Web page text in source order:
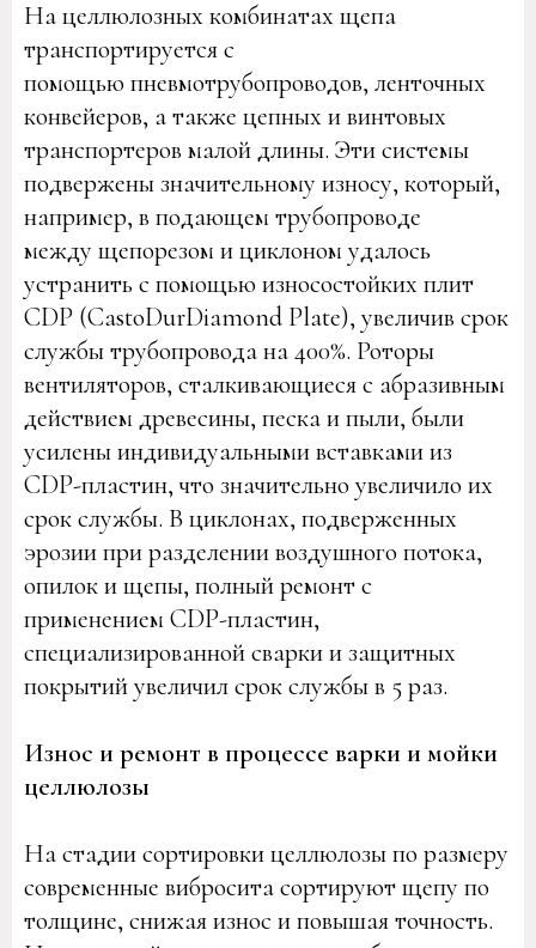
На целлюлозных комбинатах щепа
транспортируется с
помощью пневмотрубопроводов, ленточных
конвейеров, а также цепных и винтовых
транспортеров малой длины. Эти системы
подвержены значительному износу, который,
например, в подающем трубопроводе
между щепорезом и циклоном удалось
устранить с помощью износостойких плит
CDP (CastoDurDiamond Plate), увеличив срок
службы трубопровода на 400%. Роторы
вентиляторов, сталкивающиеся с абразивным
действием древесины, песка и пыли, были
усилены индивидуальными вставками из
CDP-пластин, что значительно увеличило их
срок службы. В циклонах, подверженных
эрозии при разделении воздушного потока,
опилок и щепы, полный ремонт с
применением CDP-пластин,
специализированной сварки и защитных
покрытий увеличил срок службы в 5 раз.
Износ и ремонт в процессе варки и мойки
целлюлозы
На стадии сортировки целлюлозы по размеру
современные вибросита сортируют щепу по
толщине, снижая износ и повышая точность.